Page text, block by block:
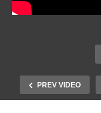
PREV VIDEO